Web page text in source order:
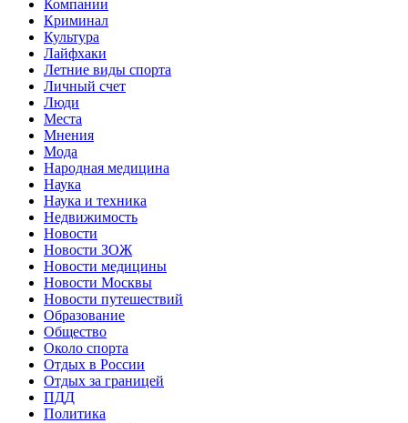
Компании
Криминал
Культура
Лайфхаки
Летние виды спорта
Личный счет
Люди
Места
Мнения
Мода
Народная медицина
Наука
Наука и техника
Недвижимость
Новости
Новости ЗОЖ
Новости медицины
Новости Москвы
Новости путешествий
Образование
Общество
Около спорта
Отдых в России
Отдых за границей
ПДД
Политика